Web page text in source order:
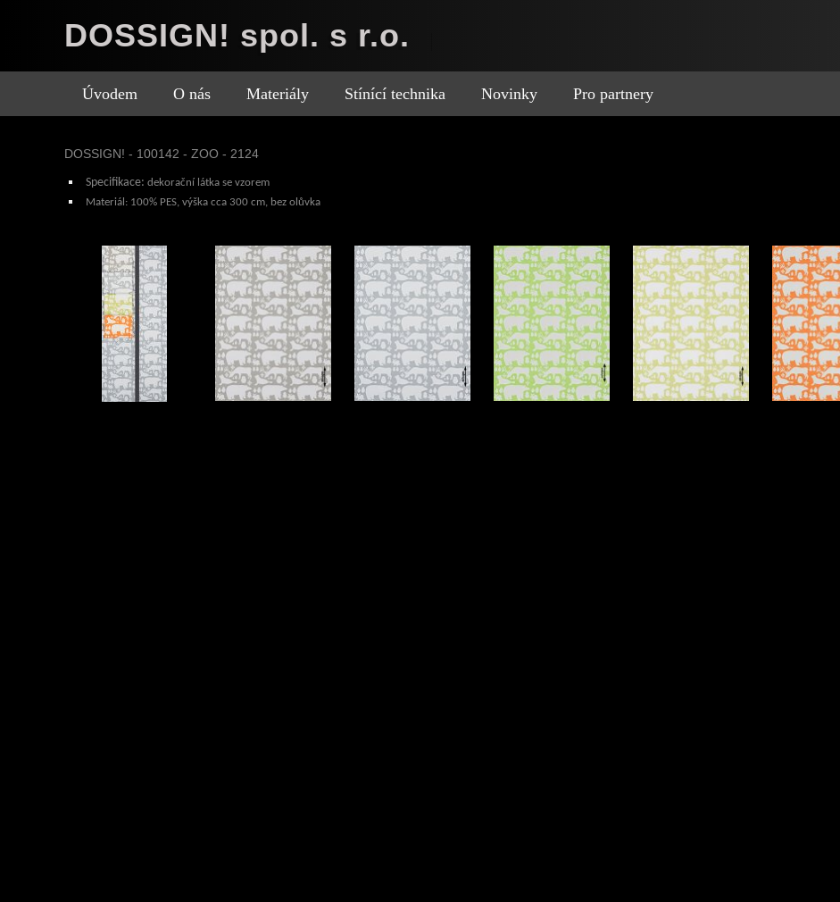
DOSSIGN! spol. s r.o.
Úvodem O nás Materiály Stínící technika Novinky Pro partnery
DOSSIGN! - 100142 - ZOO - 2124
Specifikace: dekorační látka se vzorem
Materiál: 100% PES, výška cca 300 cm, bez olůvka